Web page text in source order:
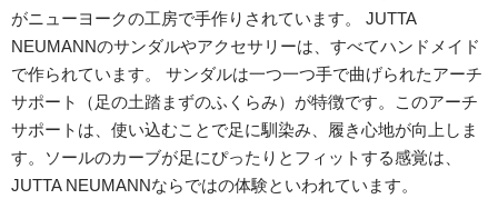
がニューヨークの工房で手作りされています。 JUTTA
NEUMANNのサンダルやアクセサリーは、すべてハンドメイド
で作られています。 サンダルは一つ一つ手で曲げられたアーチ
サポート（足の土踏まずのふくらみ）が特徴です。このアーチ
サポートは、使い込むことで足に馴染み、履き心地が向上しま
す。ソールのカーブが足にぴったりとフィットする感覚は、
JUTTA NEUMANNならではの体験といわれています。